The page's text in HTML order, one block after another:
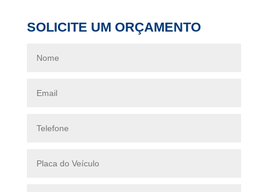
SOLICITE UM ORÇAMENTO